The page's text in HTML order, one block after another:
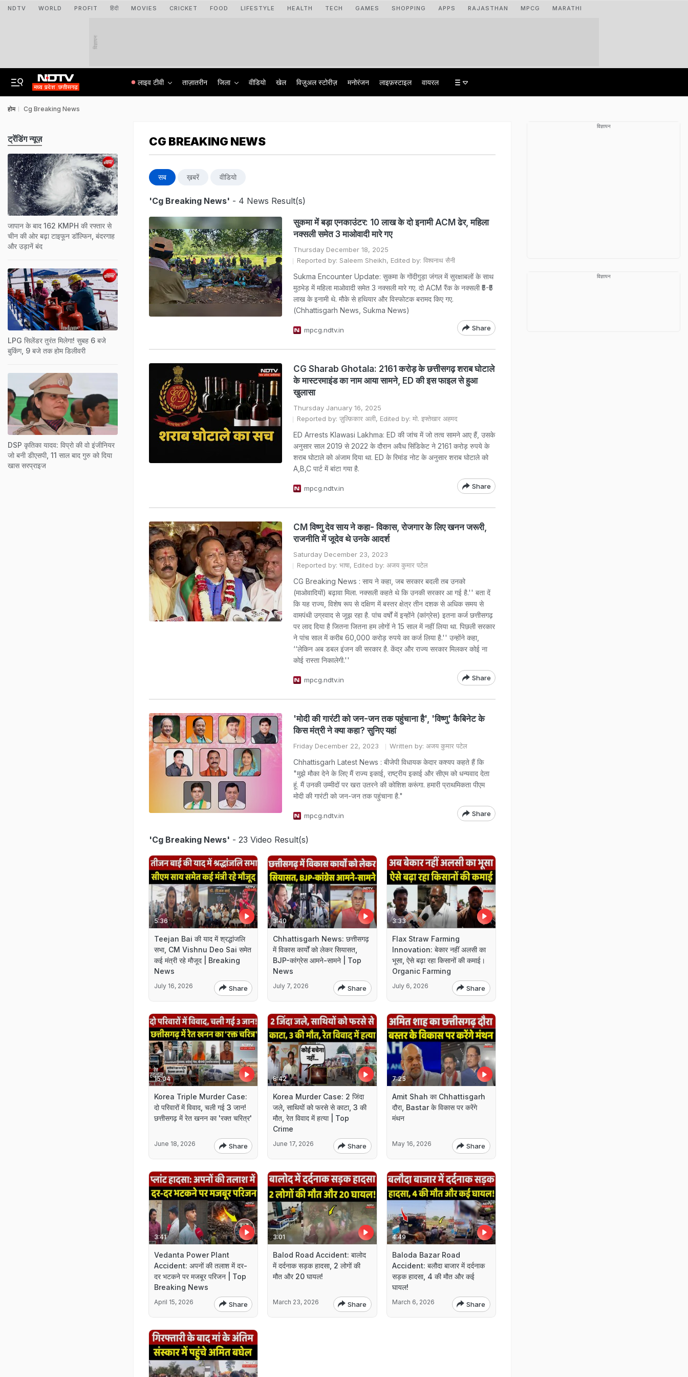
NDTV WORLD PROFIT हिंदी MOVIES CRICKET FOOD LIFESTYLE HEALTH TECH GAMES SHOPPING APPS RAJASTHAN MPCG MARATHI
विज्ञापन
लाइव टीवी ताज़ातरीन जिला वीडियो खेल विज़ुअल स्टोरीज़ मनोरंजन लाइफ़स्टाइल वायरल
होम Cg Breaking News
CG BREAKING NEWS
सब ख़बरें वीडियो
'Cg Breaking News' - 4 News Result(s)
सुकमा में बड़ा एनकाउंटर: 10 लाख के दो इनामी ACM ढेर, महिला
नक्सली समेत 3 माओवादी मारे गए
Thursday December 18, 2025
Reported by: Saleem Sheikh, Edited by: विश्वनाथ सैनी
Sukma Encounter Update: सुकमा के गोंदीगुड़ा जंगल में सुरक्षाबलों के साथ
मुठभेड़ में महिला माओवादी समेत 3 नक्सली मारे गए. दो ACM रैंक के नक्सली ₹5-₹5
लाख के इनामी थे. मौके से हथियार और विस्फोटक बरामद किए गए.
(Chhattisgarh News, Sukma News)
mpcg.ndtv.in Share
CG Sharab Ghotala: 2161 करोड़ के छत्तीसगढ़ शराब घोटाले
के मास्टरमाइंड का नाम आया सामने, ED की इस फाइल से हुआ
खुलासा
Thursday January 16, 2025
Reported by: ज़ुल्फ़िकार अली, Edited by: मो. इफ्तेखार अहमद
ED Arrests Klawasi Lakhma: ED की जांच में जो तत्व सामने आए हैं, उसके
अनुसार साल 2019 से 2022 के दौरान अवैध सिंडिकेट ने 2161 करोड़ रुपये के
शराब घोटाले को अंजाम दिया था. ED के रिमांड नोट के अनुसार शराब घोटाले को
A,B,C पार्ट में बांटा गया है.
mpcg.ndtv.in Share
CM विष्णु देव साय ने कहा- विकास, रोजगार के लिए खनन जरूरी,
राजनीति में जूदेव थे उनके आदर्श
Saturday December 23, 2023
Reported by: भाषा, Edited by: अजय कुमार पटेल
CG Breaking News : साय ने कहा, जब सरकार बदली तब उनको
(माओवादियों) बढ़ावा मिला. नक्सली कहते थे कि उनकी सरकार आ गई है.'' बता दें
कि यह राज्य, विशेष रूप से दक्षिण में बस्तर क्षेत्र तीन दशक से अधिक समय से
वामपंथी उग्रवाद से जूझ रहा है. पांच वर्षों में इन्होंने (कांग्रेस) इतना कर्ज छत्तीसगढ़
पर लाद दिया है जितना जितना हम लोगों ने 15 साल में नहीं लिया था. पिछली सरकार
ने पांच साल में करीब 60,000 करोड़ रुपये का कर्ज लिया है.'' उन्होंने कहा,
‘‘लेकिन अब डबल इंजन की सरकार है. केंद्र और राज्य सरकार मिलकर कोई ना
कोई रास्ता निकालेगी.''
mpcg.ndtv.in Share
'मोदी की गारंटी को जन-जन तक पहुंचाना है', 'विष्णु' कैबिनेट के
किस मंत्री ने क्या कहा? सुनिए यहां
Friday December 22, 2023 Written by: अजय कुमार पटेल
Chhattisgarh Latest News : बीजेपी विधायक केदार कश्यप कहते हैं कि
"मुझे मौका देने के लिए मैं राज्य इकाई, राष्ट्रीय इकाई और सीएम को धन्यवाद देता
हूं. मैं उनकी उम्मीदों पर खरा उतरने की कोशिश करूंगा. हमारी प्राथमिकता पीएम
मोदी की गारंटी को जन-जन तक पहुंचाना है."
mpcg.ndtv.in Share
'Cg Breaking News' - 23 Video Result(s)
5:36
Teejan Bai की याद में श्रद्धांजलि
सभा, CM Vishnu Deo Sai समेत
कई मंत्री रहे मौजूद | Breaking
News
July 16, 2026 Share
3:40
Chhattisgarh News: छत्तीसगढ़
में विकास कार्यों को लेकर सियासत,
BJP-कांग्रेस आमने-सामने | Top
News
July 7, 2026 Share
3:33
Flax Straw Farming
Innovation: बेकार नहीं अलसी का
भूसा, ऐसे बढ़ा रहा किसानों की कमाई।
Organic Farming
July 6, 2026 Share
15:04
Korea Triple Murder Case:
दो परिवारों में विवाद, चली गई 3 जान!
छत्तीसगढ़ में रेत खनन का 'रक्त चरित्र'
June 18, 2026 Share
8:42
Korea Murder Case: 2 जिंदा
जले, साथियों को फरसे से काटा, 3 की
मौत, रेत विवाद में हत्या | Top
Crime
June 17, 2026 Share
7:25
Amit Shah का Chhattisgarh
दौरा, Bastar के विकास पर करेंगे
मंथन
May 16, 2026 Share
3:41
Vedanta Power Plant
Accident: अपनों की तलाश में दर-
दर भटकने पर मजबूर परिजन | Top
Breaking News
April 15, 2026 Share
3:01
Balod Road Accident: बालोद
में दर्दनाक सड़क हादसा, 2 लोगों की
मौत और 20 घायल!
March 23, 2026 Share
4:49
Baloda Bazar Road
Accident: बलौदा बाजार में दर्दनाक
सड़क हादसा, 4 की मौत और कई
घायल!
March 6, 2026 Share
ट्रेंडिंग न्यूज़
जापान के बाद 162 KMPH की रफ्तार से
चीन की ओर बढ़ा टाइफून डॉल्फिन, बंदरगाह
और उड़ानें बंद
LPG सिलेंडर तुरंत मिलेगा! सुबह 6 बजे
बुकिंग, 9 बजे तक होम डिलीवरी
DSP कृतिका यादव: विप्रो की वो इंजीनियर
जो बनी डीएसपी, 11 साल बाद गुरु को दिया
खास सरप्राइज
विज्ञापन
विज्ञापन